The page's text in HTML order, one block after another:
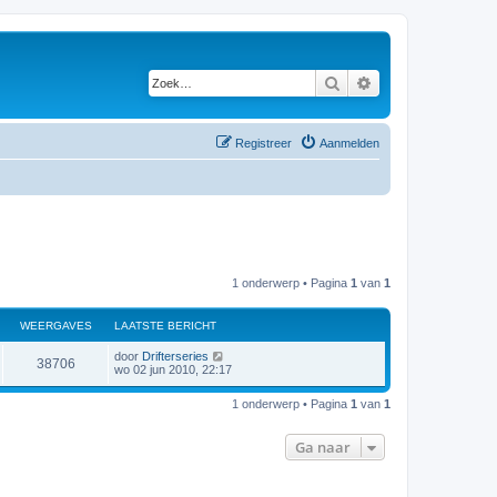
Zoek
Aanmelden
Registreer
1 onderwerp • Pagina 1 van 1
WEERGAVES LAATSTE BERICHT
38706W
e
L
a
t
door Drifterseries
wo 02 jun 2010, 22:17
1 onderwerp • Pagina 1 van 1
Ga naar